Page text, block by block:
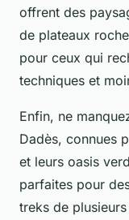
offrent des
de plateaux
pour ceux qui
techniques et
Enfin, ne
Dadès, connues
et leurs oasis
parfaites pour
treks de